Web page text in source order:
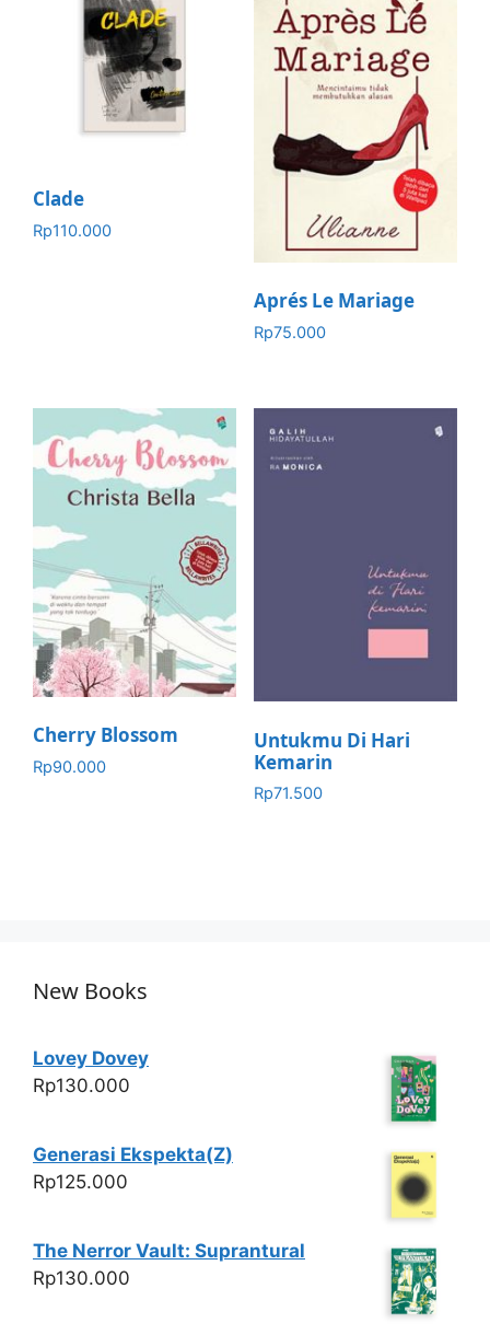
Clade
Rp110.000
Aprés Le Mariage
Rp75.000
Cherry Blossom
Rp90.000
Untukmu Di Hari
Kemarin
Rp71.500
New Books
Lovey Dovey
Rp130.000
Generasi Ekspekta(Z)
Rp125.000
The Nerror Vault: Suprantural
Rp130.000